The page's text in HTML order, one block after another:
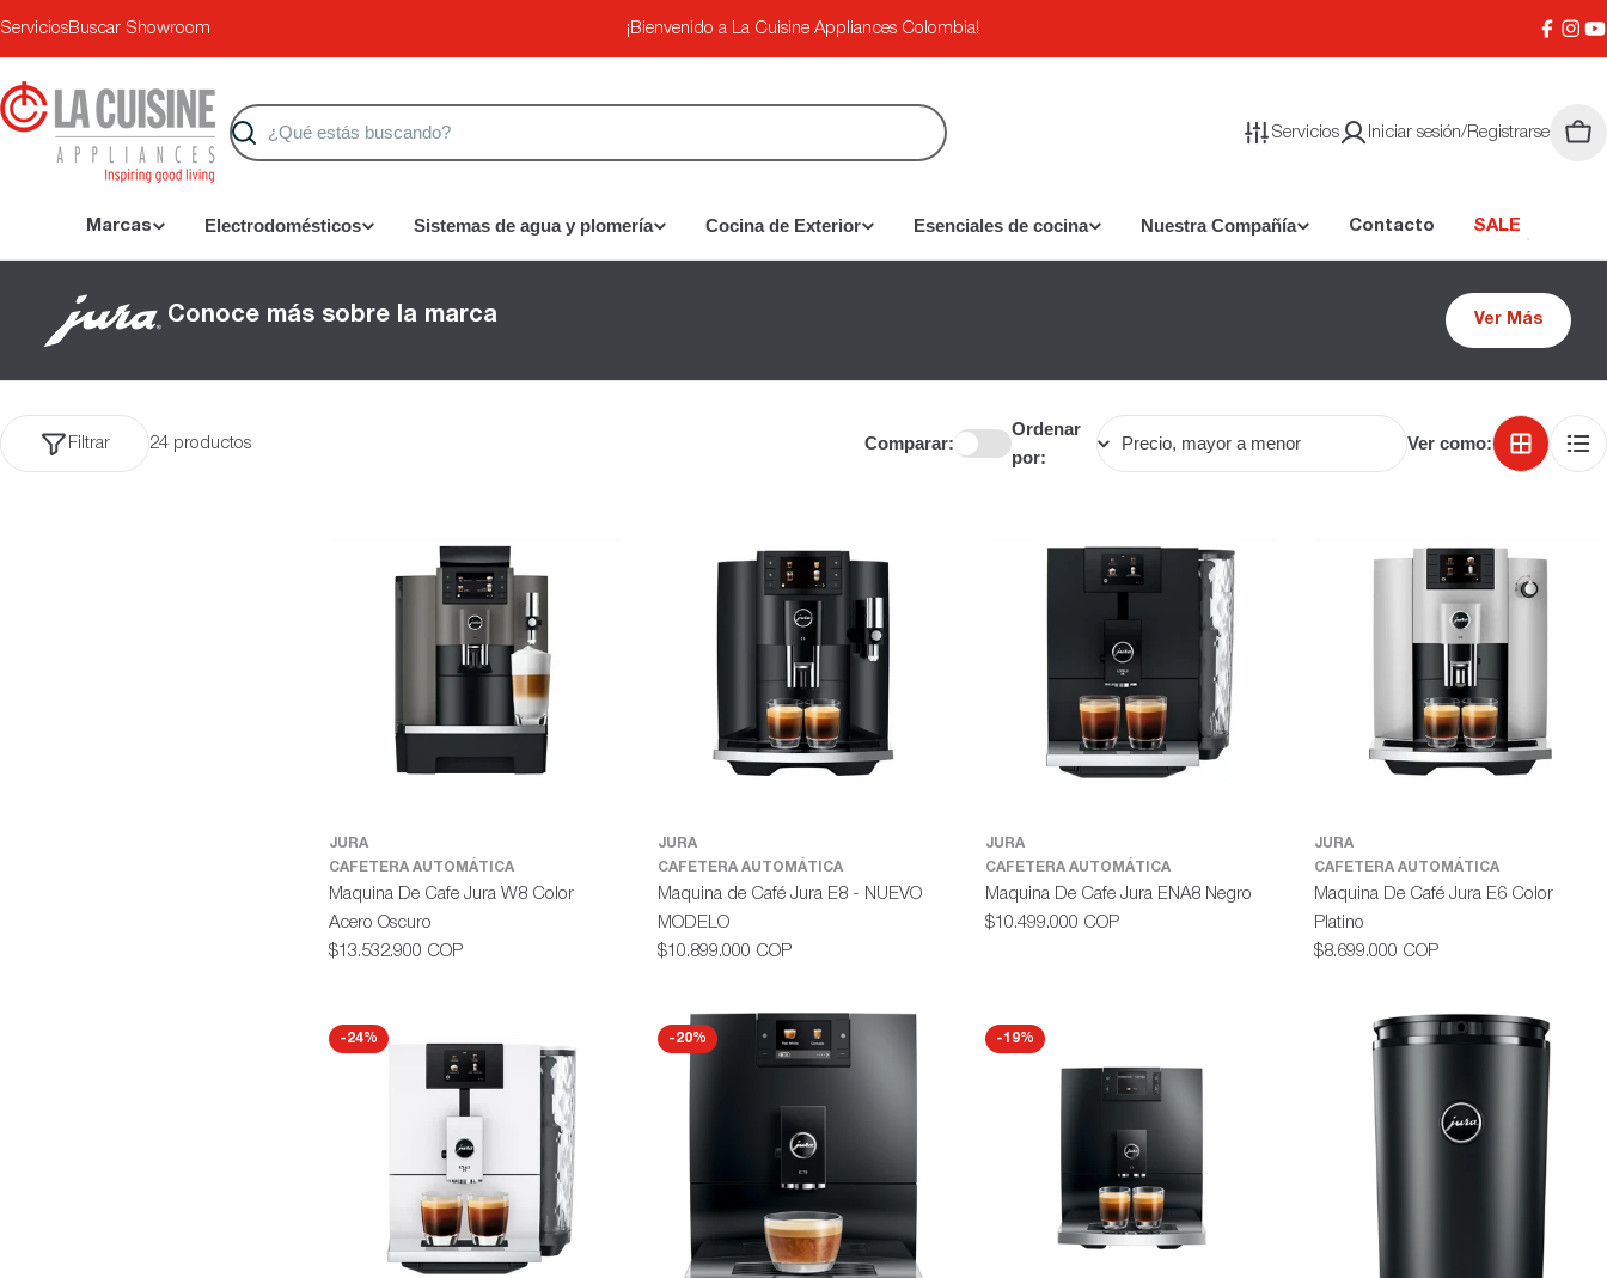
ServiciosBuscar Showroom ¡Bienvenido a La Cuisine Appliances Colombia!
Buscar
Servicios Iniciar sesión/Registrarse
Marcas Electrodomésticos Sistemas de agua y plomería Cocina de Exterior Esenciales de cocina Nuestra Compañía Contacto SALE
Conoce más sobre la marca Ver Más
24 productos
Filtrar Comparar:
Ordenar
por:
Ver como:
JURA
CAFETERA AUTOMÁTICA
Maquina De Cafe Jura W8 Color
Acero Oscuro
Precio
$13.532.900 COP
JURA
CAFETERA AUTOMÁTICA
Maquina de Café Jura E8 - NUEVO
MODELO
Precio
$10.899.000 COP
JURA
CAFETERA AUTOMÁTICA
Maquina De Cafe Jura ENA8 Negro
Precio
$10.499.000 COP
JURA
CAFETERA AUTOMÁTICA
Maquina De Café Jura E6 Color
Platino
Precio
$8.699.000 COP
-24% -20% -19%